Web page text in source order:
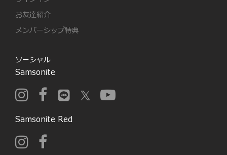
お友達紹介
メンバーシップ特典
ソーシャル
Samsonite
Samsonite Red